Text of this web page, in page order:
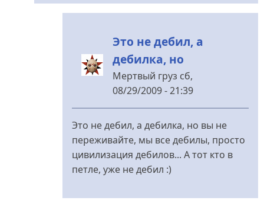
-
дурачины
від
зализничныг
Это не дебил, а
дебилка, но
Мертвый груз сб,
08/29/2009 - 21:39
У
відповідь
до
АМ.
Это не дебил, а дебилка, но вы не
переживайте, мы все дебилы, просто
цивилизация дебилов... А тот кто в
петле, уже не дебил :)